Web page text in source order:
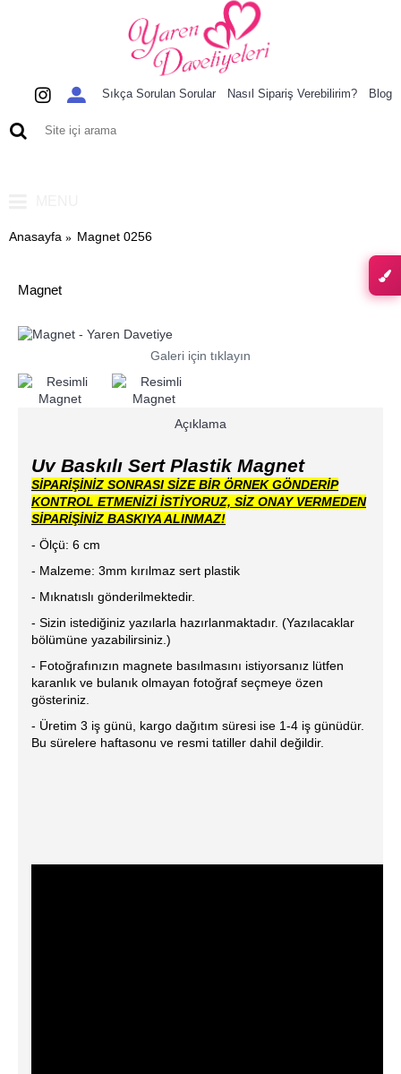
Sıkça Sorulan Sorular Nasıl Sipariş Verebilirim? Blog
Anasayfa Magnet 0256
Magnet
Galeri için tıklayın
Açıklama
Uv Baskılı Sert Plastik Magnet
SİPARİŞİNİZ SONRASI SİZE BİR ÖRNEK GÖNDERİP
KONTROL ETMENİZİ İSTİYORUZ, SİZ ONAY VERMEDEN
SİPARİŞİNİZ BASKIYA ALINMAZ!
- Ölçü: 6 cm
- Malzeme: 3mm kırılmaz sert plastik
- Mıknatıslı gönderilmektedir.
- Sizin istediğiniz yazılarla hazırlanmaktadır. (Yazılacaklar
bölümüne yazabilirsiniz.)
- Fotoğrafınızın magnete basılmasını istiyorsanız lütfen
karanlık ve bulanık olmayan fotoğraf seçmeye özen
gösteriniz.
- Üretim 3 iş günü, kargo dağıtım süresi ise 1-4 iş günüdür.
Bu sürelere haftasonu ve resmi tatiller dahil değildir.